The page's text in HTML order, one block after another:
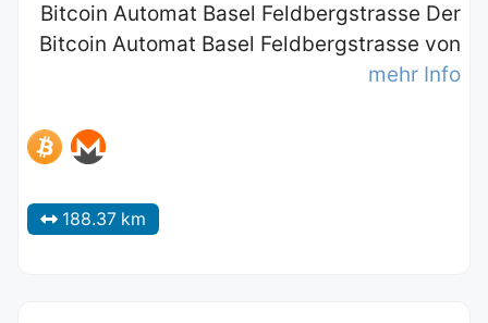
Bitcoin Automat Basel Feldbergstrasse Der
Bitcoin Automat Basel Feldbergstrasse von
mehr Info
188.37 km